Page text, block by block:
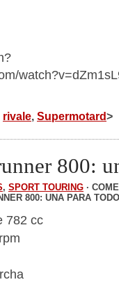
rivale, Supermotard>
800:
, SPORT TOURING ·
800: UNA PARA TODO
782 cc